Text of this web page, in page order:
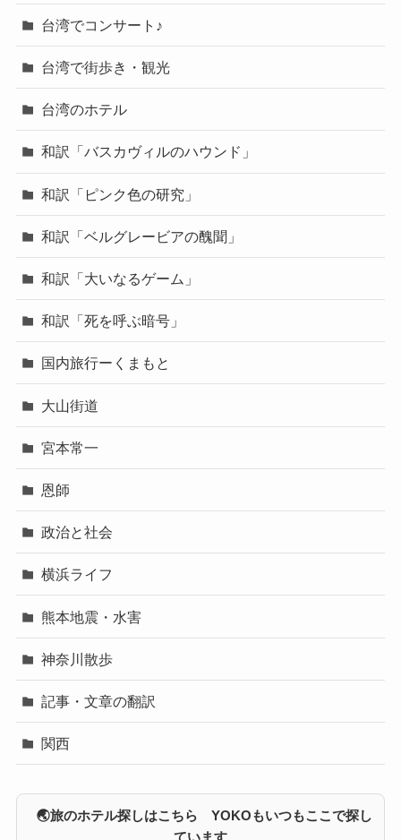
台湾でコンサート♪
台湾で街歩き・観光
台湾のホテル
和訳「バスカヴィルのハウンド」
和訳「ピンク色の研究」
和訳「ベルグレービアの醜聞」
和訳「大いなるゲーム」
和訳「死を呼ぶ暗号」
国内旅行ーくまもと
大山街道
宮本常一
恩師
政治と社会
横浜ライフ
熊本地震・水害
神奈川散歩
記事・文章の翻訳
関西
🌏旅のホテル探しはこちら YOKOもいつもここで探し